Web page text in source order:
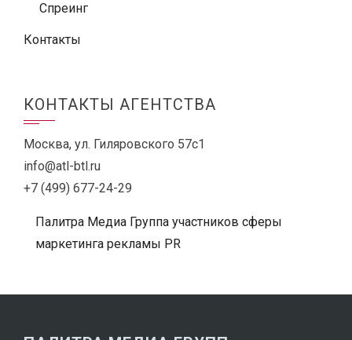
Спреинг
Контакты
КОНТАКТЫ АГЕНТСТВА
Москва, ул. Гиляровского 57с1
info@atl-btl.ru
+7 (499) 677-24-29
Палитра Медиа Группа участников сферы
маркетинга рекламы PR